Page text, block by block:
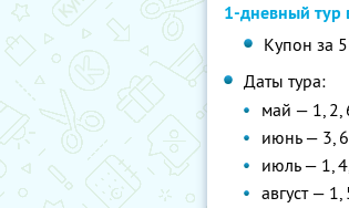
1-дневный тур
Купон за
Даты тура:
май — 1, 2,
июнь — 3,
июль — 1,
август —